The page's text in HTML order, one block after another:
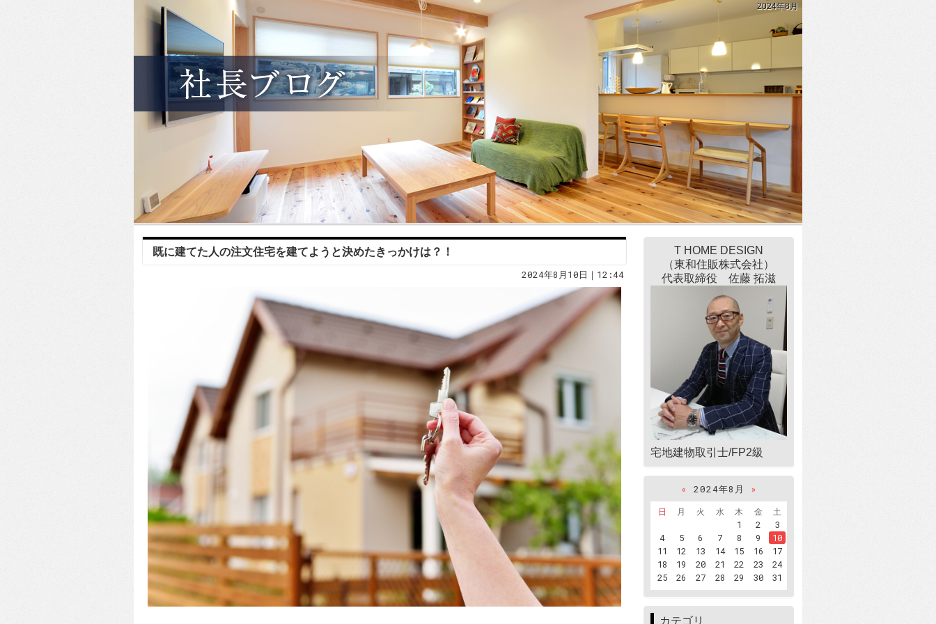
2024年8月
既に建てた人の注文住宅を建てようと決めたきっかけは？！
2024年8月10日｜12:44
T HOME DESIGN
（東和住販株式会社）
代表取締役 佐藤 拓滋
宅地建物取引士/FP2級
« 2024年8月
»
日
月 火 水 木 金
土
1
2
3
4
5 6 7 8 9
10
11
12 13 14 15 16
17
18
19 20 21 22 23
24
25
26 27 28 29 30 31
カテゴリ